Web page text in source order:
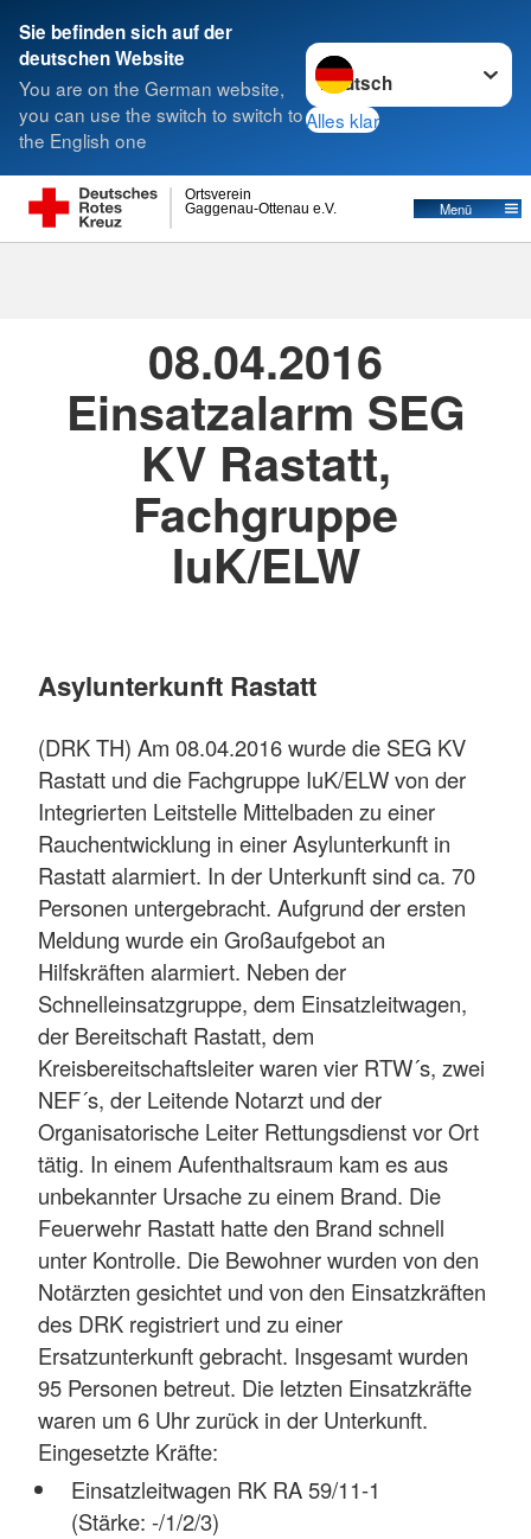
Sie befinden sich auf der
deutschen Website
You are on the German website,
you can use the switch to switch to
the English one
Sprache wechseln zu
Alles klar
Gaggenau-Ottenau e.V.
Ortsverein
Menü
Suche
08.04.2016
Einsatzalarm SEG
KV Rastatt,
Fachgruppe
IuK/ELW
Asylunterkunft Rastatt
(DRK TH) Am 08.04.2016 wurde die SEG KV
Rastatt und die Fachgruppe IuK/ELW von der
Integrierten Leitstelle Mittelbaden zu einer
Rauchentwicklung in einer Asylunterkunft in
Rastatt alarmiert. In der Unterkunft sind ca. 70
Personen untergebracht. Aufgrund der ersten
Meldung wurde ein Großaufgebot an
Hilfskräften alarmiert. Neben der
Schnelleinsatzgruppe, dem Einsatzleitwagen,
der Bereitschaft Rastatt, dem
Kreisbereitschaftsleiter waren vier RTW´s, zwei
NEF´s, der Leitende Notarzt und der
Organisatorische Leiter Rettungsdienst vor Ort
tätig. In einem Aufenthaltsraum kam es aus
unbekannter Ursache zu einem Brand. Die
Feuerwehr Rastatt hatte den Brand schnell
unter Kontrolle. Die Bewohner wurden von den
Notärzten gesichtet und von den Einsatzkräften
des DRK registriert und zu einer
Ersatzunterkunft gebracht. Insgesamt wurden
95 Personen betreut. Die letzten Einsatzkräfte
waren um 6 Uhr zurück in der Unterkunft.
Eingesetzte Kräfte:
Einsatzleitwagen RK RA 59/11-1
(Stärke: -/1/2/3)